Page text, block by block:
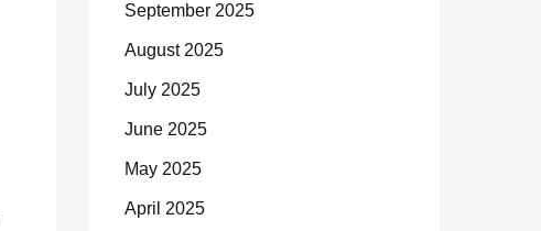
September 2025
August 2025
July 2025
June 2025
May 2025
April 2025